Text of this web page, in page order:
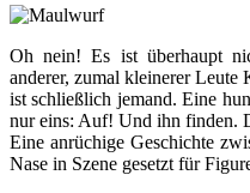
Oh nein! Es ist überhaupt
anderer, zumal kleinerer
ist schließlich jemand. Eine
nur eins: Auf! Und ihn finden.
Eine anrüchige Geschichte
Nase in Szene gesetzt für